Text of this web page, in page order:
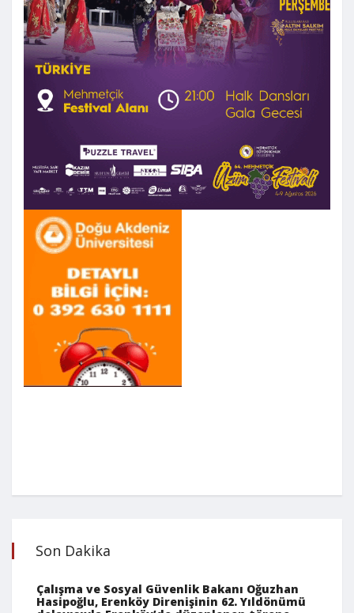
Son Dakika
Çalışma ve Sosyal Güvenlik Bakanı Oğuzhan
Hasipoğlu, Erenköy Direnişinin 62. Yıldönümü